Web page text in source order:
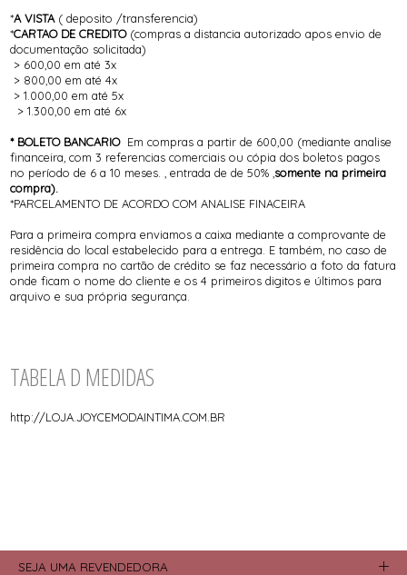
*A VISTA ( deposito /transferencia)
*CARTAO DE CREDITO(compras a distancia autorizado apos envio de
documentação solicitada)
> 600,00 em até 3x
> 800,00 em até 4x
> 1.000,00 em até 5x
> 1.300,00 em até 6x
* BOLETO BANCARIO Em compras a partir de 600,00 (mediante analise
financeira, com 3 referencias comerciais ou cópia dos boletos pagos
no período de 6 a 10 meses. , entrada de de 50% , somente na primeira
compra).
*PARCELAMENTO DE ACORDO COM ANALISE FINACEIRA
Para a primeira compra enviamos a caixa mediante a comprovante de
residência do local estabelecido para a entrega. E também, no caso de
primeira compra no cartão de crédito se faz necessário a foto da fatura
onde ficam o nome do cliente e os 4 primeiros digitos e últimos para
arquivo e sua própria segurança.
TABELA D MEDIDAS
http://LOJA.JOYCEMODAINTIMA.COM.BR
SEJA UMA REVENDEDORA